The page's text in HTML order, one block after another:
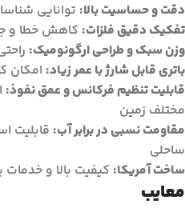
دقت و حساسیت بالا: توانایی
تفکیک دقیق فلزات: کاهش خطا و
وزن سبک و طراحی ارگونومیک:
باتری قابل شارژ با عمر زیاد: امکان
قابلیت تنظیم فرکانس و عمق نفوذ:
مختلف زمین
مقاومت نسبی در برابر آب: قابلیت
ساحلی
ساخت آمریکا: کیفیت بالا و
معایب